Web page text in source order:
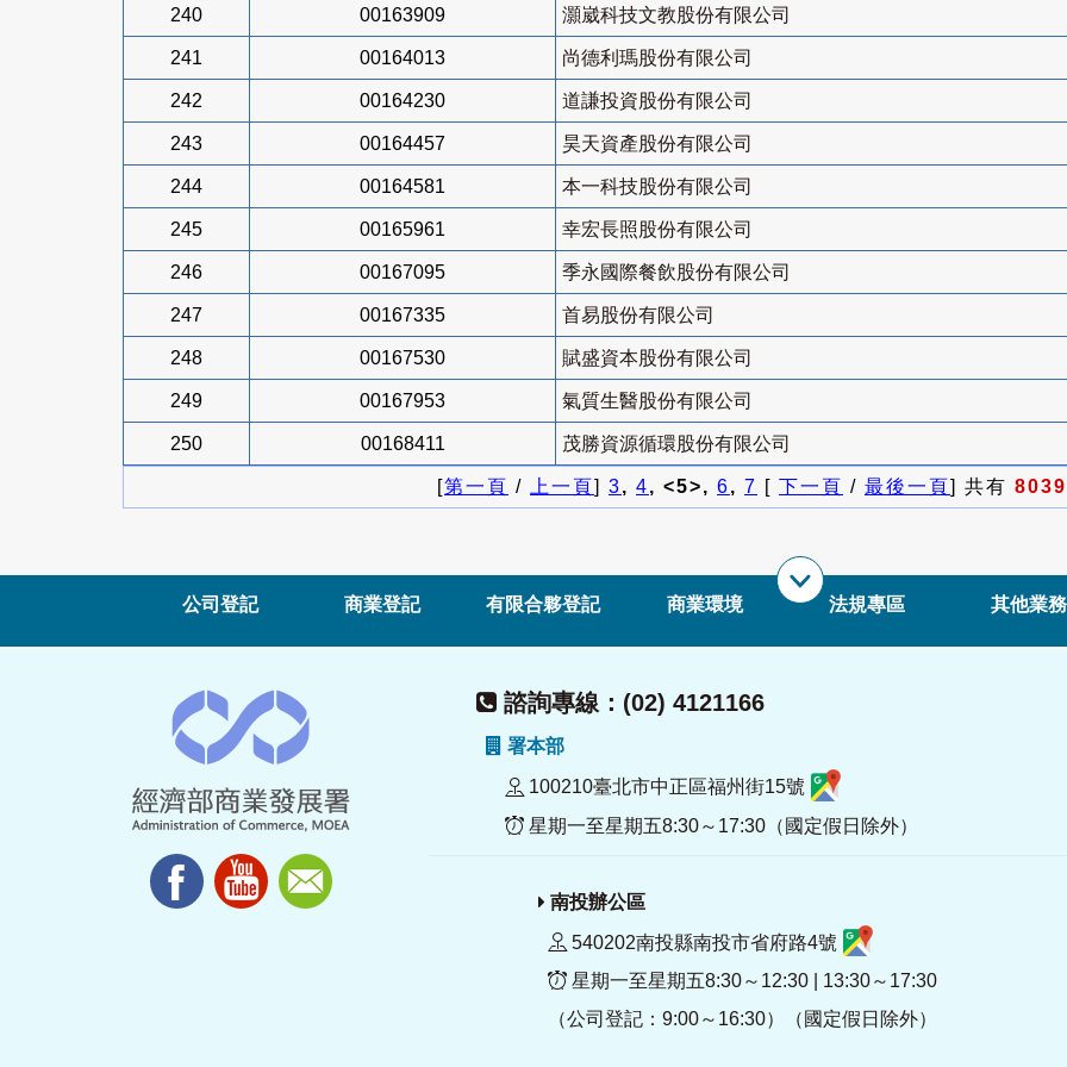
240 00163909 灝崴科技文教股份有限公司
241 00164013 尚德利瑪股份有限公司
242 00164230 道謙投資股份有限公司
243 00164457 昊天資產股份有限公司
244 00164581 本一科技股份有限公司
245 00165961 幸宏長照股份有限公司
246 00167095 季永國際餐飲股份有限公司
247 00167335 首易股份有限公司
248 00167530 賦盛資本股份有限公司
249 00167953 氣質生醫股份有限公司
250 00168411 茂勝資源循環股份有限公司
[第一頁 / 上一頁] 3, 4, <5>, 6, 7 [ 下一頁 / 最後一頁] 共有 8039
公司登記 商業登記 有限合夥登記 商業環境 法規專區 其他業務
諮詢專線：(02) 4121166
署本部
100210臺北市中正區福州街15號
星期一至星期五8:30～17:30（國定假日除外）
南投辦公區
540202南投縣南投市省府路4號
星期一至星期五8:30～12:30 | 13:30～17:30
（公司登記：9:00～16:30）（國定假日除外）